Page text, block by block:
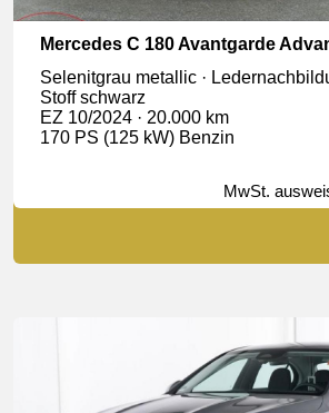
Mercedes C 180 Avantgarde
Selenitgrau metallic ·
Stoff schwarz
EZ 10/2024 · 20.000 km
170 PS (125 kW) Benzin
MwSt.